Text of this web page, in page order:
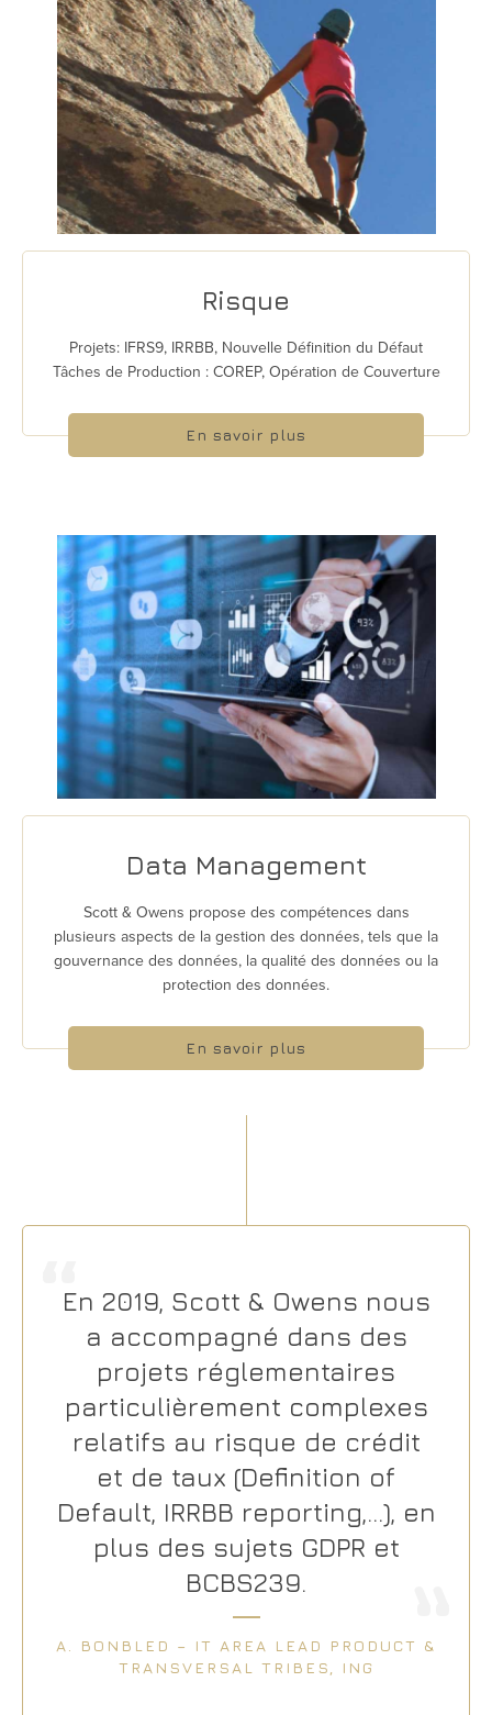
Risque
Projets: IFRS9, IRRBB, Nouvelle Définition du Défaut
Tâches de Production : COREP, Opération de Couverture
En savoir plus
Data Management
Scott & Owens propose des compétences dans
plusieurs aspects de la gestion des données, tels que la
gouvernance des données, la qualité des données ou la
protection des données.
En savoir plus
En 2019, Scott & Owens nous
a accompagné dans des
projets réglementaires
particulièrement complexes
relatifs au risque de crédit
et de taux (Definition of
Default, IRRBB reporting,…), en
plus des sujets GDPR et
BCBS239.
A. BONBLED – IT AREA LEAD PRODUCT &
TRANSVERSAL TRIBES, ING